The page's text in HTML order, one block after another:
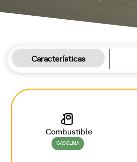
Características
Combustible
GASOLINA